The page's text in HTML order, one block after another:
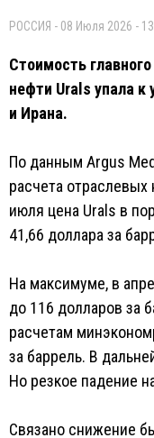
РОССИЯ - 08 Июля 2026 -
Стоимость
нефти Urals упала
и Ирана.
По данным Argus
расчета отраслевых
июля цена Urals в
41,66 доллара за
На максимуме, в
до 116 долларов за
расчетам
за баррель. В
Но резкое падение
Связано снижение